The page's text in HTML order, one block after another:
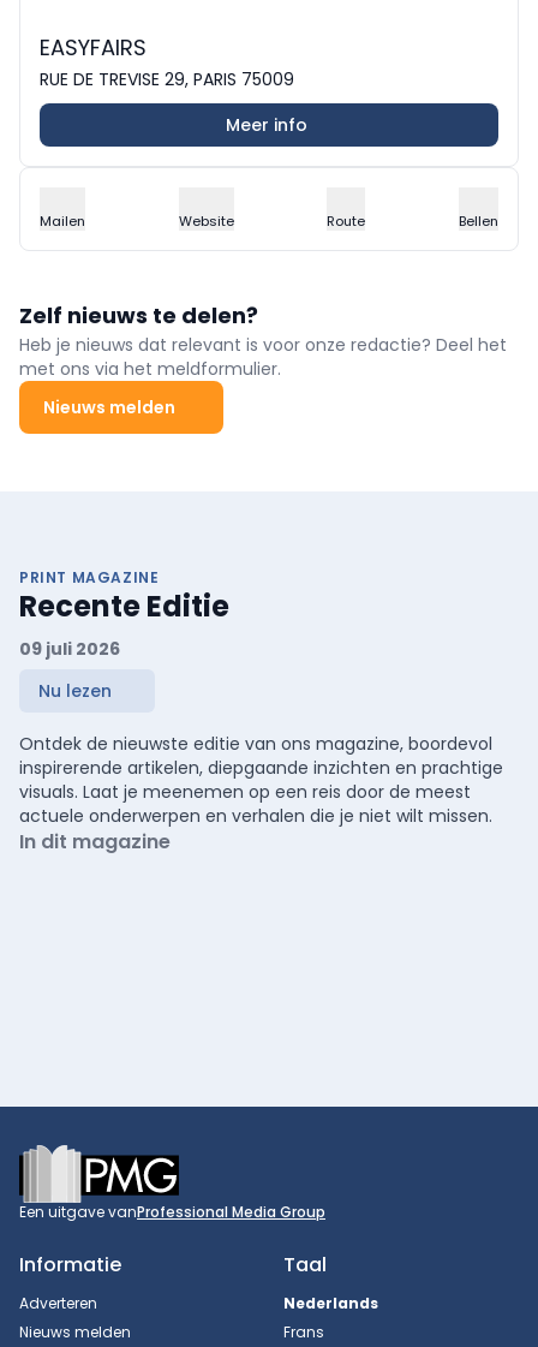
EASYFAIRS
RUE DE TREVISE 29, PARIS 75009
Meer info
Mailen Website Route Bellen
Zelf nieuws te delen?
Heb je nieuws dat relevant is voor onze redactie? Deel het
met ons via het meldformulier.
Nieuws melden
PRINT MAGAZINE
Recente Editie
09 juli 2026
Nu lezen
Ontdek de nieuwste editie van ons magazine, boordevol
inspirerende artikelen, diepgaande inzichten en prachtige
visuals. Laat je meenemen op een reis door de meest
actuele onderwerpen en verhalen die je niet wilt missen.
In dit magazine
Footer
Een uitgave vanProfessional Media Group
Informatie
Adverteren
Nieuws melden
Taal
Nederlands
Frans